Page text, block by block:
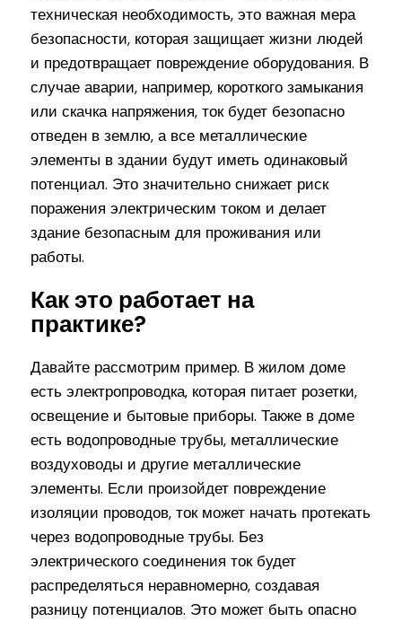
техническая необходимость, это важная мера
безопасности, которая защищает жизни людей
и предотвращает повреждение оборудования. В
случае аварии, например, короткого замыкания
или скачка напряжения, ток будет безопасно
отведен в землю, а все металлические
элементы в здании будут иметь одинаковый
потенциал. Это значительно снижает риск
поражения электрическим током и делает
здание безопасным для проживания или
работы.
Как это работает на
практике?
Давайте рассмотрим пример. В жилом доме
есть электропроводка, которая питает розетки,
освещение и бытовые приборы. Также в доме
есть водопроводные трубы, металлические
воздуховоды и другие металлические
элементы. Если произойдет повреждение
изоляции проводов, ток может начать протекать
через водопроводные трубы. Без
электрического соединения ток будет
распределяться неравномерно, создавая
разницу потенциалов. Это может быть опасно